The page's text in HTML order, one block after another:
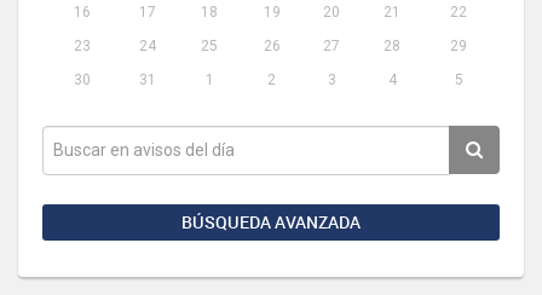
16
17 18 19 20 21
22
23
24 25 26 27 28
29
30
31 1 2 3 4 5
BÚSQUEDA AVANZADA